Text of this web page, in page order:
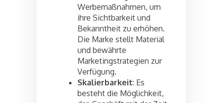
Werbemaßnahmen, um
ihre Sichtbarkeit und
Bekanntheit zu erhöhen.
Die Marke stellt Material
und bewährte
Marketingstrategien zur
Verfügung.
Skalierbarkeit: Es
besteht die Möglichkeit,